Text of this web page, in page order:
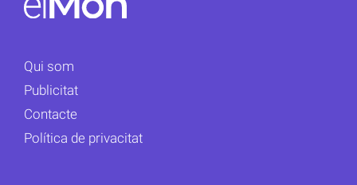
Qui som
Publicitat
Contacte
Política de privacitat